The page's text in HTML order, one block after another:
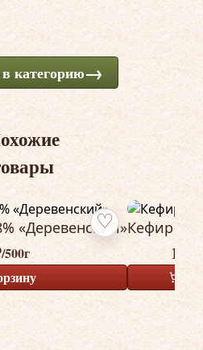
категорию
Добавить в
«Деревенский»
/500г
Кефир
173